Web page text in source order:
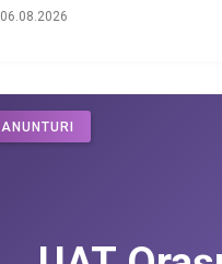
06.08.2026
ANUNTURI